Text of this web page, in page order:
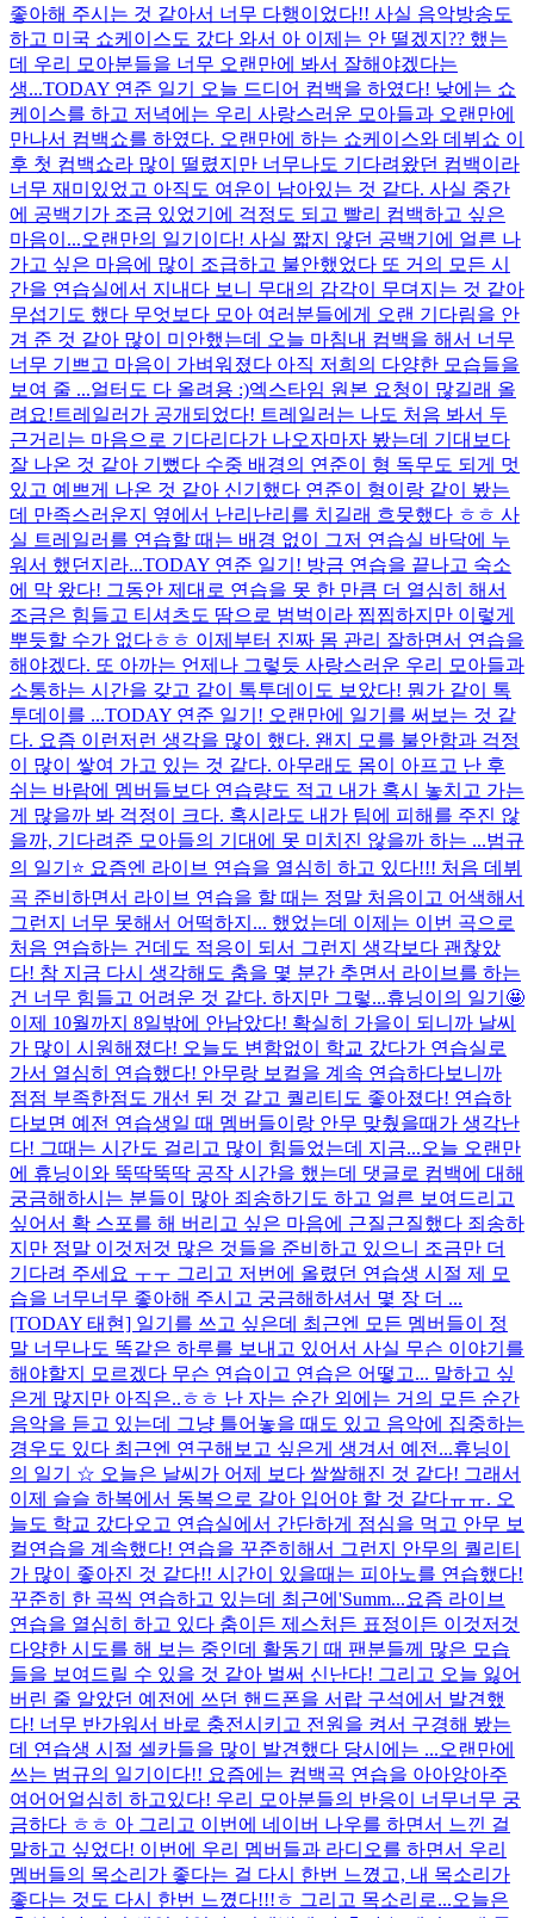
좋아해 주시는 것 같아서 너무 다행이었다!! 사실 음악방송도
하고 미국 쇼케이스도 갔다 와서 아 이제는 안 떨겠지?? 했는
데 우리 모아분들을 너무 오랜만에 봐서 잘해야겠다는
생...TODAY 연준 일기 오늘 드디어 컴백을 하였다! 낮에는 쇼
케이스를 하고 저녁에는 우리 사랑스러운 모아들과 오랜만에
만나서 컴백쇼를 하였다. 오랜만에 하는 쇼케이스와 데뷔쇼 이
후 첫 컴백쇼라 많이 떨렸지만 너무나도 기다려왔던 컴백이라
너무 재미있었고 아직도 여운이 남아있는 것 같다. 사실 중간
에 공백기가 조금 있었기에 걱정도 되고 빨리 컴백하고 싶은
마음이...오랜만의 일기이다! 사실 짧지 않던 공백기에 얼른 나
가고 싶은 마음에 많이 조급하고 불안했었다 또 거의 모든 시
간을 연습실에서 지내다 보니 무대의 감각이 무뎌지는 것 같아
무섭기도 했다 무엇보다 모아 여러분들에게 오랜 기다림을 안
겨 준 것 같아 많이 미안했는데 오늘 마침내 컴백을 해서 너무
너무 기쁘고 마음이 가벼워졌다 아직 저희의 다양한 모습들을
보여 줄 ...얼터도 다 올려용 :)엑스타임 원본 요청이 많길래 올
려요! 트레일러가 공개되었다! 트레일러는 나도 처음 봐서 두
근거리는 마음으로 기다리다가 나오자마자 봤는데 기대보다
잘 나온 것 같아 기뻤다 수중 배경의 연준이 형 독무도 되게 멋
있고 예쁘게 나온 것 같아 신기했다 연준이 형이랑 같이 봤는
데 만족스러운지 옆에서 난리난리를 치길래 흐뭇했다 ㅎㅎ 사
실 트레일러를 연습할 때는 배경 없이 그저 연습실 바닥에 누
워서 했던지라...TODAY 연준 일기! 방금 연습을 끝나고 숙소
에 막 왔다! 그동안 제대로 연습을 못 한 만큼 더 열심히 해서
조금은 힘들고 티셔츠도 땀으로 범벅이라 찝찝하지만 이렇게
뿌듯할 수가 없다ㅎㅎ 이제부터 진짜 몸 관리 잘하면서 연습을
해야겠다. 또 아까는 언제나 그렇듯 사랑스러운 우리 모아들과
소통하는 시간을 갖고 같이 톡투데이도 보았다! 뭔가 같이 톡
투데이를 ...TODAY 연준 일기! 오랜만에 일기를 써보는 것 같
다. 요즘 이런저런 생각을 많이 했다. 왠지 모를 불안함과 걱정
이 많이 쌓여 가고 있는 것 같다. 아무래도 몸이 아프고 난 후
쉬는 바람에 멤버들보다 연습량도 적고 내가 혹시 놓치고 가는
게 많을까 봐 걱정이 크다. 혹시라도 내가 팀에 피해를 주진 않
을까, 기다려준 모아들의 기대에 못 미치진 않을까 하는 ...범규
의 일기⭐️ 요즘엔 라이브 연습을 열심히 하고 있다!!! 처음 데뷔
곡 준비하면서 라이브 연습을 할 때는 정말 처음이고 어색해서
그런지 너무 못해서 어떡하지... 했었는데 이제는 이번 곡으로
처음 연습하는 건데도 적응이 되서 그런지 생각보다 괜찮았
다! 참 지금 다시 생각해도 춤을 몇 분간 추면서 라이브를 하는
건 너무 힘들고 어려운 것 같다. 하지만 그렇...휴닝이의 일기🤩
이제 10월까지 8일밖에 안남았다! 확실히 가을이 되니까 날씨
가 많이 시원해졌다! 오늘도 변함없이 학교 갔다가 연습실로
가서 열심히 연습했다! 안무랑 보컬을 계속 연습하다보니까
점점 부족한점도 개선 된 것 같고 퀄리티도 좋아졌다! 연습하
다보면 예전 연습생일 때 멤버들이랑 안무 맞췄을때가 생각난
다! 그때는 시간도 걸리고 많이 힘들었는데 지금...오늘 오랜만
에 휴닝이와 뚝딱뚝딱 공작 시간을 했는데 댓글로 컴백에 대해
궁금해하시는 분들이 많아 죄송하기도 하고 얼른 보여드리고
싶어서 확 스포를 해 버리고 싶은 마음에 근질근질했다 죄송하
지만 정말 이것저것 많은 것들을 준비하고 있으니 조금만 더
기다려 주세요 ㅜㅜ 그리고 저번에 올렸던 연습생 시절 제 모
습을 너무너무 좋아해 주시고 궁금해하셔서 몇 장 더 ...
[TODAY 태현] 일기를 쓰고 싶은데 최근엔 모든 멤버들이 정
말 너무나도 똑같은 하루를 보내고 있어서 사실 무슨 이야기를
해야할지 모르겠다 무슨 연습이고 연습은 어떻고... 말하고 싶
은게 많지만 아직은..ㅎㅎ 난 자는 순간 외에는 거의 모든 순간
음악을 듣고 있는데 그냥 틀어놓을 때도 있고 음악에 집중하는
경우도 있다 최근엔 연구해보고 싶은게 생겨서 예전...휴닝이
의 일기 ☆ 오늘은 날씨가 어제 보다 쌀쌀해진 것 같다! 그래서
이제 슬슬 하복에서 동복으로 갈아 입어야 할 것 같다ㅠㅠ. 오
늘도 학교 갔다오고 연습실에서 간단하게 점심을 먹고 안무 보
컬연습을 계속했다! 연습을 꾸준히해서 그런지 안무의 퀄리티
가 많이 좋아진 것 같다!! 시간이 있을때는 피아노를 연습했다!
꾸준히 한 곡씩 연습하고 있는데 최근에'Summ...요즘 라이브
연습을 열심히 하고 있다 춤이든 제스처든 표정이든 이것저것
다양한 시도를 해 보는 중인데 활동기 때 팬분들께 많은 모습
들을 보여드릴 수 있을 것 같아 벌써 신난다! 그리고 오늘 잃어
버린 줄 알았던 예전에 쓰던 핸드폰을 서랍 구석에서 발견했
다! 너무 반가워서 바로 충전시키고 전원을 켜서 구경해 봤는
데 연습생 시절 셀카들을 많이 발견했다 당시에는 ...오랜만에
쓰는 범규의 일기이다!! 요즘에는 컴백곡 연습을 아아앙아주
여어어얼심히 하고있다! 우리 모아분들의 반응이 너무너무 궁
금하다 ㅎㅎ 아 그리고 이번에 네이버 나우를 하면서 느낀 걸
말하고 싶었다! 이번에 우리 멤버들과 라디오를 하면서 우리
멤버들의 목소리가 좋다는 걸 다시 한번 느꼈고, 내 목소리가
좋다는 것도 다시 한번 느꼈다!!!ㅎ 그리고 목소리로...오늘은